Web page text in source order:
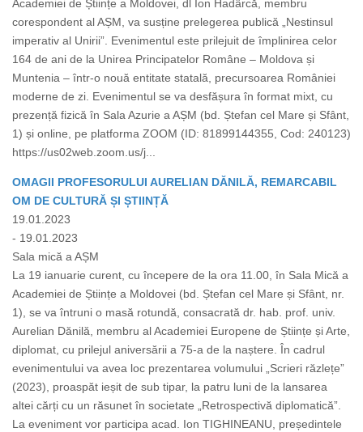
Academiei de Științe a Moldovei, dl Ion Hadârcă, membru
corespondent al AȘM, va susține prelegerea publică „Nestinsul
imperativ al Unirii”. Evenimentul este prilejuit de împlinirea celor
164 de ani de la Unirea Principatelor Române – Moldova și
Muntenia – într-o nouă entitate statală, precursoarea României
moderne de zi. Evenimentul se va desfășura în format mixt, cu
prezență fizică în Sala Azurie a AȘM (bd. Ștefan cel Mare și Sfânt,
1) și online, pe platforma ZOOM (ID: 81899144355, Cod: 240123)
https://us02web.zoom.us/j...
OMAGII PROFESORULUI AURELIAN DĂNILĂ, REMARCABIL
OM DE CULTURĂ ȘI ȘTIINȚĂ
19.01.2023
- 19.01.2023
Sala mică a AȘM
La 19 ianuarie curent, cu începere de la ora 11.00, în Sala Mică a
Academiei de Științe a Moldovei (bd. Ștefan cel Mare și Sfânt, nr.
1), se va întruni o masă rotundă, consacrată dr. hab. prof. univ.
Aurelian Dănilă, membru al Academiei Europene de Științe și Arte,
diplomat, cu prilejul aniversării a 75-a de la naștere. În cadrul
evenimentului va avea loc prezentarea volumului „Scrieri răzlețe”
(2023), proaspăt ieșit de sub tipar, la patru luni de la lansarea
altei cărți cu un răsunet în societate „Retrospectivă diplomatică”.
La eveniment vor participa acad. Ion TIGHINEANU, președintele